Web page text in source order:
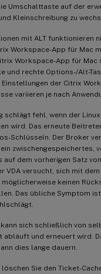
Umschalttaste auf der
Kleinschreibung zu
mit ALT funktionieren
Workspace-App für Mac
Workspace-App für
und rechte Options-/Alt-
der Citrix
variieren je nach
schlägt fehl, wenn der
wird. Das erneute
Schlüsseln. Der Broker
zwischengespeichertes,
auf dem vorherigen Satz
VDA versucht, sich mit
möglicherweise keinen
Das übliche Symptom
sich schließlich von
abläuft und erneuert wird.
dies lange dauern.
Sie den Ticket-